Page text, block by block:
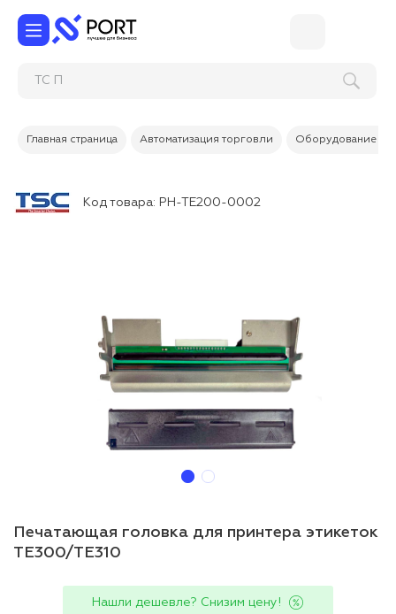
Главная страница Автоматизация торговли Оборудование
Код товара: PH-TE200-0002
Печатающая головка для принтера этикеток
TE300/TE310
Нашли дешевле? Снизим цену!